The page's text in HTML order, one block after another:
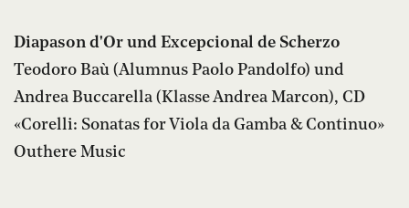
Diapason d'Or und Excepcional de Scherzo
Teodoro Baù (Alumnus Paolo Pandolfo) und
Andrea Buccarella (Klasse Andrea Marcon), CD
«Corelli: Sonatas for Viola da Gamba & Continuo»
Outhere Music